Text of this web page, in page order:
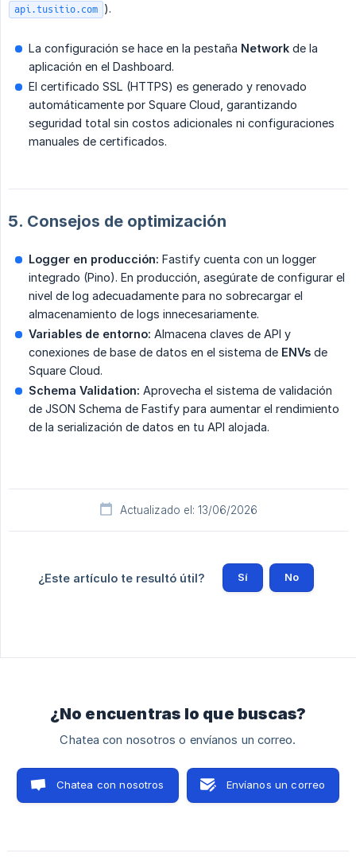
api.tusitio.com ).
La configuración se hace en la pestaña Network de la
aplicación en el Dashboard.
El certificado SSL (HTTPS) es generado y renovado
automáticamente por Square Cloud, garantizando
seguridad total sin costos adicionales ni configuraciones
manuales de certificados.
5. Consejos de optimización
Logger en producción: Fastify cuenta con un logger
integrado (Pino). En producción, asegúrate de configurar el
nivel de log adecuadamente para no sobrecargar el
almacenamiento de logs innecesariamente.
Variables de entorno: Almacena claves de API y
conexiones de base de datos en el sistema de ENVs de
Square Cloud.
Schema Validation: Aprovecha el sistema de validación
de JSON Schema de Fastify para aumentar el rendimiento
de la serialización de datos en tu API alojada.
Actualizado el: 13/06/2026
¿Este artículo te resultó útil? Sí No
¿No encuentras lo que buscas?
Chatea con nosotros o envíanos un correo.
Chatea con nosotros Envíanos un correo